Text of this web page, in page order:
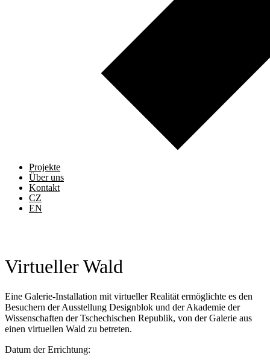
Projekte
Über uns
Kontakt
CZ
EN
Virtueller Wald
Eine Galerie-Installation mit virtueller Realität ermöglichte es den
Besuchern der Ausstellung Designblok und der Akademie der
Wissenschaften der Tschechischen Republik, von der Galerie aus
einen virtuellen Wald zu betreten.
Datum der Errichtung: